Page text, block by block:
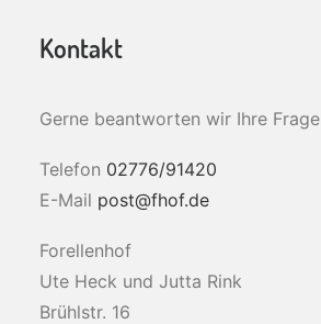
Kontakt
Gerne beantworten wir Ihre
Telefon 02776/91420
E-Mail post@fhof.de
Forellenhof
Ute Heck und Jutta Rink
Brühlstr. 16